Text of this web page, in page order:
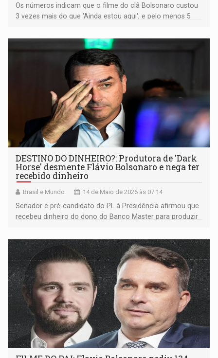
Os números indicam que o filme do clã Bolsonaro custou
3 vezes mais do que 'Ainda estou aqui', e pelo menos 5
DESTINO DO DINHEIRO?: Produtora de 'Dark
Horse' desmente Flávio Bolsonaro e nega ter
recebido dinheiro
Brasil e Mundo 14 de Maio de 2026 às 07:14
Senador e pré-candidato do PL à Presidência afirmou que
recebeu dinheiro do dono do Banco Master para produzir